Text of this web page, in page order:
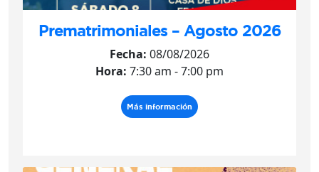
Prematrimoniales – Agosto 2026
Fecha: 08/08/2026
Hora: 7:30 am - 7:00 pm
Más información